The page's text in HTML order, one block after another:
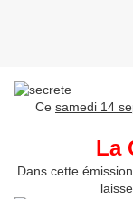
Ce samedi 14
La
Dans cette